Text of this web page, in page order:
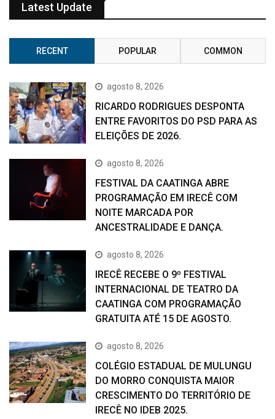
Latest Update
RECENT POPULAR COMMON
agosto 8, 2026
RICARDO RODRIGUES DESPONTA
ENTRE FAVORITOS DO PSD PARA AS
ELEIÇÕES DE 2026.
agosto 8, 2026
FESTIVAL DA CAATINGA ABRE
PROGRAMAÇÃO EM IRECÊ COM
NOITE MARCADA POR
ANCESTRALIDADE E DANÇA.
agosto 8, 2026
IRECÊ RECEBE O 9º FESTIVAL
INTERNACIONAL DE TEATRO DA
CAATINGA COM PROGRAMAÇÃO
GRATUITA ATÉ 15 DE AGOSTO.
agosto 8, 2026
COLÉGIO ESTADUAL DE MULUNGU
DO MORRO CONQUISTA MAIOR
CRESCIMENTO DO TERRITÓRIO DE
IRECÊ NO IDEB 2025.